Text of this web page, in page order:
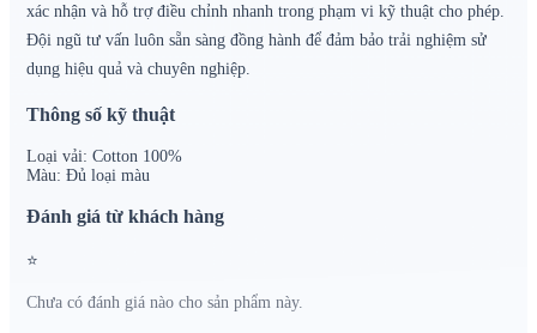
xác nhận và hỗ trợ điều chỉnh nhanh trong phạm vi kỹ thuật cho phép.
Đội ngũ tư vấn luôn sẵn sàng đồng hành để đảm bảo trải nghiệm sử
dụng hiệu quả và chuyên nghiệp.
Thông số kỹ thuật
Loại vải: Cotton 100%
Màu: Đủ loại màu
Đánh giá từ khách hàng
⭐
Chưa có đánh giá nào cho sản phẩm này.